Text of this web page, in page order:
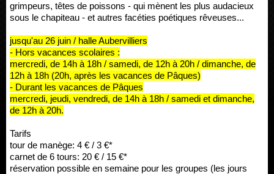
grimpeurs, têtes de poissons - qui mènent les plus audacieux
sous le chapiteau - et autres facéties poétiques rêveuses...
jusqu'au 26 juin / halle Aubervilliers
- Hors vacances scolaires :
mercredi, de 14h à 18h / samedi, de 12h à 20h / dimanche, de
12h à 18h (20h, après les vacances de Pâques)
- Durant les vacances de Pâques
mercredi, jeudi, vendredi, de 14h à 18h / samedi et dimanche,
de 12h à 20h.
Tarifs
tour de manège: 4 € / 3 €*
carnet de 6 tours: 20 € / 15 €*
réservation possible en semaine pour les groupes (les jours